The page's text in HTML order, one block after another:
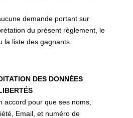
demande portant sur
du présent règlement, le
la liste des gagnants.
DES DONNÉES
accord pour que ses noms,
Email, et numéro de